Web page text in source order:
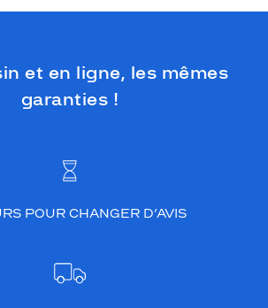
et en ligne, les mêmes
garanties !
POUR CHANGER D’AVIS